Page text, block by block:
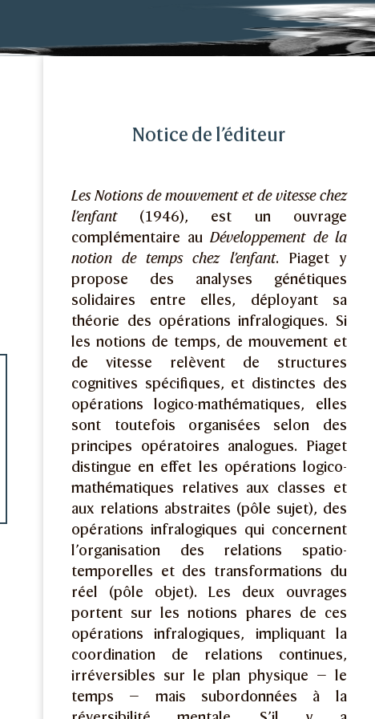
Notice de l’éditeur
Les Notions de mouvement et de vitesse chez
l’enfant(1946), est un ouvrage
complémentaire auDéveloppement de la
notion de temps chez l’enfant. Piaget y
propose des analyses génétiques
solidaires entre elles, déployant sa
théorie des opérations infralogiques. Si
les notions de temps, de mouvement et
de vitesse relèvent de structures
cognitives spécifiques, et distinctes des
opérations logico-mathématiques, elles
sont toutefois organisées selon des
principes opératoires analogues. Piaget
distingue en effet les opérations logico-
mathématiques relatives aux classes et
aux relations abstraites (pôle sujet), des
opérations infralogiques qui concernent
l’organisation des relations spatio-
temporelles et des transformations du
réel (pôle objet). Les deux ouvrages
portent sur les notions phares de ces
opérations infralogiques, impliquant la
coordination de relations continues,
irréversibles sur le plan physique — le
temps — mais subordonnées à la